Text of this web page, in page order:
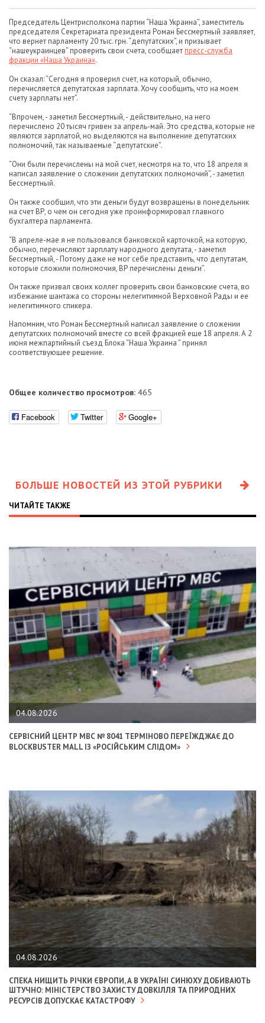
Председатель Центрисполкома партии “Наша Украина”, заместитель
председателя Секретариата президента Роман Бессмертный заявляет,
что вернет парламенту 20 тыс. грн. “депутатских”, и призывает
“нашеукраинцев” проверить свои счета, сообщаетпресс-служба
фракции «Наша Украина».
Он сказал: “Сегодня я проверил счет, на который, обычно,
перечисляется депутатская зарплата. Хочу сообщить, что на моем
счету зарплаты нет”.
“Впрочем, - заметил Бессмертный, - действительно, на него
перечислено 20 тысяч гривен за апрель-май. Это средства, которые не
являются зарплатой, но выделяются на выполнение депутатских
полномочий, так называемые “депутатские”.
“Они были перечислены на мой счет, несмотря на то, что 18 апреля я
написал заявление о сложении депутатских полномочий”, - заметил
Бессмертный.
Он также сообщил, что эти деньги будут возвращены в понедельник
на счет ВР, о чем он сегодня уже проинформировал главного
бухгалтера парламента.
“В апреле-мае я не пользовался банковской карточкой, на которую,
обычно, перечисляют зарплату народного депутата, - заметил
Бессмертный, - Потому даже не мог себе представить, что депутатам,
которые сложили полномочия, ВР перечислены деньги”.
Он также призвал своих коллег проверить свои банковские счета, во
избежание шантажа со стороны нелегитимной Верховной Рады и ее
нелегитимного спикера.
Напомним, что Роман Бессмертный написал заявление о сложении
депутатских полномочий вместе со всей фракцией еще 18 апреля. А 2
июня межпартийный съезд Блока “Наша Украина ” принял
соответствующее решение.
Общее количество просмотров: 465
Facebook Twitter Google+
БОЛЬШЕ НОВОСТЕЙ ИЗ ЭТОЙ РУБРИКИ
ЧИТАЙТЕ ТАКЖЕ
04.08.2026
СЕРВІСНИЙ ЦЕНТР МВС № 8041 ТЕРМІНОВО ПЕРЕЇЖДЖАЄ ДО
BLOCKBUSTER MALL ІЗ «РОСІЙСЬКИМ СЛІДОМ»
04.08.2026
СПЕКА НИЩИТЬ РІЧКИ ЄВРОПИ, А В УКРАЇНІ СИНЮХУ ДОБИВАЮТЬ
ШТУЧНО: МІНІСТЕРСТВО ЗАХИСТУ ДОВКІЛЛЯ ТА ПРИРОДНИХ
РЕСУРСІВ ДОПУСКАЄ КАТАСТРОФУ